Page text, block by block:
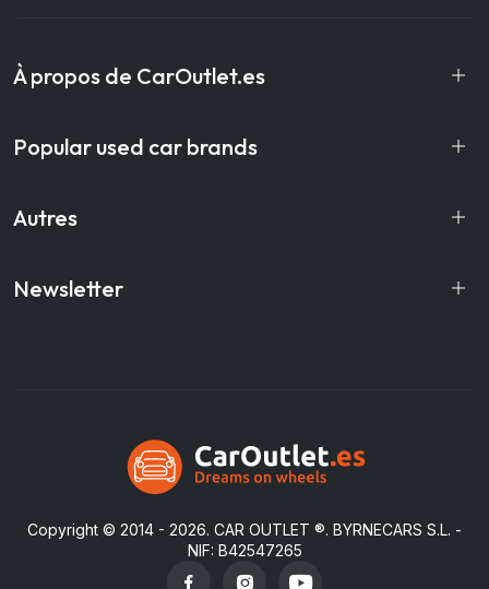
À propos de CarOutlet.es
Popular used car brands
Autres
Newsletter
Copyright © 2014 - 2026. CAR OUTLET ®. BYRNECARS S.L. -
NIF: B42547265